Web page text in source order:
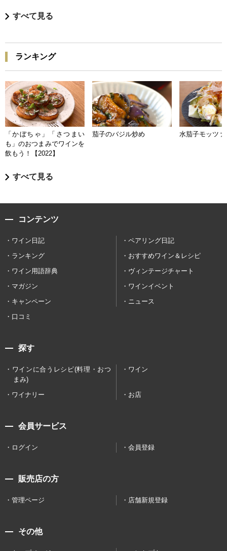
すべて見る
ランキング
「かぼちゃ」「さつまい
も」のおつまみでワインを
飲もう！【2022】
茄子のバジル炒め 水茄子モッツァ
すべて見る
コンテンツ
ワイン日記
ペアリング日記
ランキング
おすすめワイン＆レシピ
ワイン用語辞典
ヴィンテージチャート
マガジン
ワインイベント
キャンペーン
ニュース
口コミ
探す
ワインに合うレシピ(料理・おつ
まみ)
ワイン
ワイナリー お店
会員サービス
ログイン 会員登録
販売店の方
管理ページ 店舗新規登録
その他